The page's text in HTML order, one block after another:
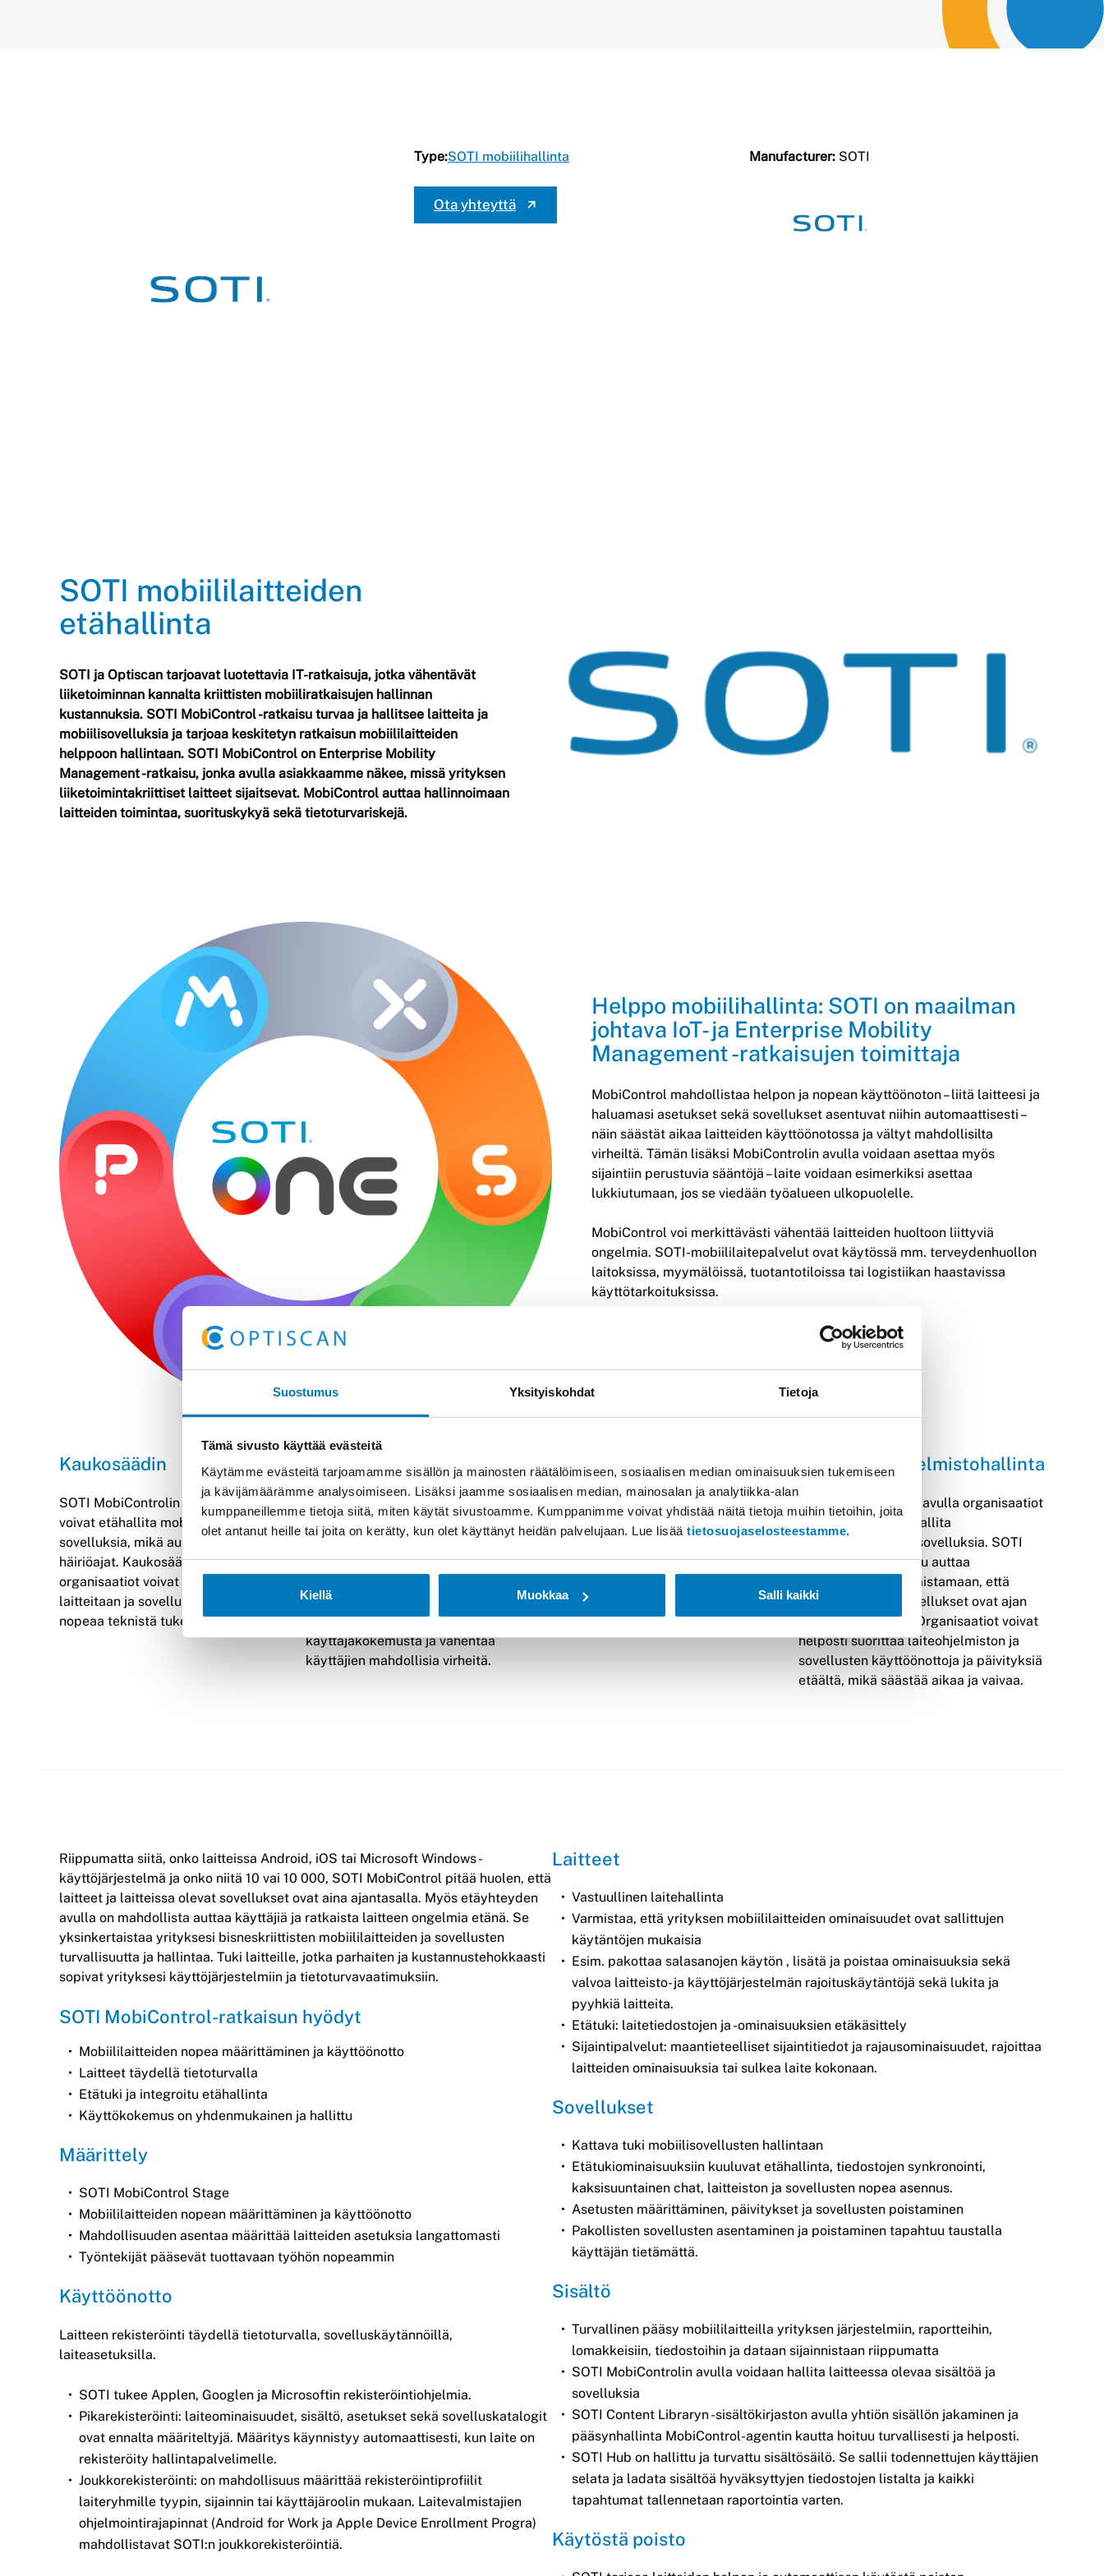
Suostumus Yksityiskohdat Tietoja
Tämä sivusto käyttää evästeitä
Käytämme evästeitä tarjoamamme sisällön ja mainosten räätälöimiseen, sosiaalisen median ominaisuuksien tukemiseen
ja kävijämäärämme analysoimiseen. Lisäksi jaamme sosiaalisen median, mainosalan ja analytiikka-alan
kumppaneillemme tietoja siitä, miten käytät sivustoamme. Kumppanimme voivat yhdistää näitä tietoja muihin tietoihin, joita
olet antanut heille tai joita on kerätty, kun olet käyttänyt heidän palvelujaan. Lue lisää tietosuojaselosteestamme.
Kiellä Muokkaa Salli kaikki
Type:SOTI mobiilihallinta
Ota yhteyttä
Manufacturer: SOTI
SOTI mobiililaitteiden
etähallinta
SOTI ja Optiscan tarjoavat luotettavia IT-ratkaisuja, jotka vähentävät
liiketoiminnan kannalta kriittisten mobiiliratkaisujen hallinnan
kustannuksia. SOTI MobiControl -ratkaisu turvaa ja hallitsee laitteita ja
mobiilisovelluksia ja tarjoaa keskitetyn ratkaisun mobiililaitteiden
helppoon hallintaan. SOTI MobiControl on Enterprise Mobility
Management -ratkaisu, jonka avulla asiakkaamme näkee, missä yrityksen
liiketoimintakriittiset laitteet sijaitsevat. MobiControl auttaa hallinnoimaan
laitteiden toimintaa, suorituskykyä sekä tietoturvariskejä.
Helppo mobiilihallinta: SOTI on maailman
johtava IoT- ja Enterprise Mobility
Management -ratkaisujen toimittaja
MobiControl mahdollistaa helpon ja nopean käyttöönoton – liitä laitteesi ja
haluamasi asetukset sekä sovellukset asentuvat niihin automaattisesti –
näin säästät aikaa laitteiden käyttöönotossa ja vältyt mahdollisilta
virheiltä. Tämän lisäksi MobiControlin avulla voidaan asettaa myös
sijaintiin perustuvia sääntöjä – laite voidaan esimerkiksi asettaa
lukkiutumaan, jos se viedään työalueen ulkopuolelle.
MobiControl voi merkittävästi vähentää laitteiden huoltoon liittyviä
ongelmia. SOTI-mobiililaitepalvelut ovat käytössä mm. terveydenhuollon
laitoksissa, myymälöissä, tuotantotiloissa tai logistiikan haastavissa
käyttötarkoituksissa.
SOTI MobiControlin tärkeimmät ominaisuudet ovat:
Kaukosäädin
SOTI MobiControlin avulla organisaatiot
voivat etähallita mobiililaitteita ja
sovelluksia, mikä auttaa minimoimaan
häiriöajat. Kaukosäätimen avulla
organisaatiot voivat helposti hallita
laitteitaan ja sovelluksiaan, ja tarjota
nopeaa teknistä tukea etänä.
Kiosk Mode
SOTI MobiControlin Kiosk Mode -
ominaisuus mahdollistaa
käyttäjäkokemuksen mukauttamisen
organisaation brändäyksen ja valittujen
laitteen käyttöä vain tiettyihin
sovelluksiin, mikä auttaa parantamaan
käyttäjäkokemusta ja vähentää
käyttäjien mahdollisia virheitä.
Lockdown
Lockdown-ominaisuus räätälöi laitteen
aloitusnäytön näyttämään vain
organisaation tarvitsemat sovellukset.
Tämä auttaa organisaatioita
vähentää virheiden jriskiä.
Laitteiden ohjelmistohallinta
SOTI MobiControlin avulla organisaatiot
voivat tehokkaasti hallita
laiteohjelmistoja ja sovelluksia. SOTI
MobiControl-ratkaisu auttaa
organisaatioita varmistamaan, että
kaikki laitteet ja sovellukset ovat ajan
tasalla ja turvassa. Organisaatiot voivat
helposti suorittaa laiteohjelmiston ja
sovellusten käyttöönottoja ja päivityksiä
etäältä, mikä säästää aikaa ja vaivaa.
Riippumatta siitä, onko laitteissa Android, iOS tai Microsoft Windows -
käyttöjärjestelmä ja onko niitä 10 vai 10 000, SOTI MobiControl pitää huolen, että
laitteet ja laitteissa olevat sovellukset ovat aina ajantasalla. Myös etäyhteyden
avulla on mahdollista auttaa käyttäjiä ja ratkaista laitteen ongelmia etänä. Se
yksinkertaistaa yrityksesi bisneskriittisten mobiililaitteiden ja sovellusten
turvallisuutta ja hallintaa. Tuki laitteille, jotka parhaiten ja kustannustehokkaasti
sopivat yrityksesi käyttöjärjestelmiin ja tietoturvavaatimuksiin.
SOTI MobiControl-ratkaisun hyödyt
Mobiililaitteiden nopea määrittäminen ja käyttöönotto
Laitteet täydellä tietoturvalla
Etätuki ja integroitu etähallinta
Käyttökokemus on yhdenmukainen ja hallittu
Määrittely
SOTI MobiControl Stage
Mobiililaitteiden nopean määrittäminen ja käyttöönotto
Mahdollisuuden asentaa määrittää laitteiden asetuksia langattomasti
Työntekijät pääsevät tuottavaan työhön nopeammin
Käyttöönotto
Laitteen rekisteröinti täydellä tietoturvalla, sovelluskäytännöillä,
laiteasetuksilla.
SOTI tukee Applen, Googlen ja Microsoftin rekisteröintiohjelmia.
Pikarekisteröinti: laiteominaisuudet, sisältö, asetukset sekä sovelluskatalogit
ovat ennalta määriteltyjä. Määritys käynnistyy automaattisesti, kun laite on
rekisteröity hallintapalvelimelle.
Joukkorekisteröinti: on mahdollisuus määrittää rekisteröintiprofiilit
laiteryhmille tyypin, sijainnin tai käyttäjäroolin mukaan. Laitevalmistajien
ohjelmointirajapinnat (Android for Work ja Apple Device Enrollment Progra)
mahdollistavat SOTI:n joukkorekisteröintiä.
Laitteet
Vastuullinen laitehallinta
Varmistaa, että yrityksen mobiililaitteiden ominaisuudet ovat sallittujen
käytäntöjen mukaisia
Esim. pakottaa salasanojen käytön , lisätä ja poistaa ominaisuuksia sekä
valvoa laitteisto- ja käyttöjärjestelmän rajoituskäytäntöjä sekä lukita ja
pyyhkiä laitteita.
Etätuki: laitetiedostojen ja -ominaisuuksien etäkäsittely
Sijaintipalvelut: maantieteelliset sijaintitiedot ja rajausominaisuudet, rajoittaa
laitteiden ominaisuuksia tai sulkea laite kokonaan.
Sovellukset
Kattava tuki mobiilisovellusten hallintaan
Etätukiominaisuuksiin kuuluvat etähallinta, tiedostojen synkronointi,
kaksisuuntainen chat, laitteiston ja sovellusten nopea asennus.
Asetusten määrittäminen, päivitykset ja sovellusten poistaminen
Pakollisten sovellusten asentaminen ja poistaminen tapahtuu taustalla
käyttäjän tietämättä.
Sisältö
Turvallinen pääsy mobiililaitteilla yrityksen järjestelmiin, raportteihin,
lomakkeisiin, tiedostoihin ja dataan sijainnistaan riippumatta
SOTI MobiControlin avulla voidaan hallita laitteessa olevaa sisältöä ja
sovelluksia
SOTI Content Libraryn -sisältökirjaston avulla yhtiön sisällön jakaminen ja
pääsynhallinta MobiControl-agentin kautta hoituu turvallisesti ja helposti.
SOTI Hub on hallittu ja turvattu sisältösäilö. Se sallii todennettujen käyttäjien
selata ja ladata sisältöä hyväksyttyjen tiedostojen listalta ja kaikki
tapahtumat tallennetaan raportointia varten.
Käytöstä poisto